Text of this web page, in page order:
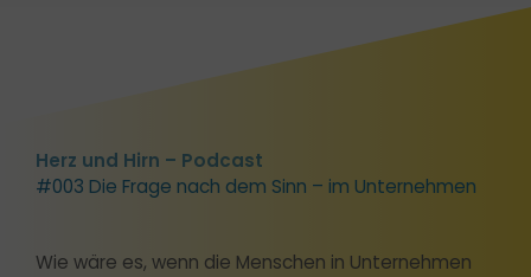
Seminare
Formate
Herz und Hirn – Podcast
#003 Die Frage nach dem Sinn – im Unternehmen
Wie wäre es, wenn die Menschen in Unternehmen